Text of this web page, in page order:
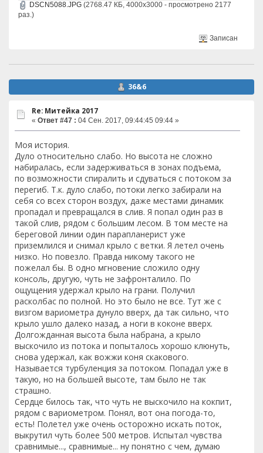
DSCN5088.JPG(2768.47 КБ, 4000x3000 - просмотрено 2177
раз.)
Записан
36&6
Re: Митейка 2017
« Ответ #47 : 04 Сен. 2017, 09:44:45 09:44 »
Моя история.
Дуло относительно слабо. Но высота не сложно
набиралась, если задерживаться в зонах подъема,
по возможности спиралить и сдуваться с потоком за
перегиб. Т.к. дуло слабо, потоки легко забирали на
себя со всех сторон воздух, даже местами динамик
пропадал и превращался в слив. Я попал один раз в
такой слив, рядом с большим лесом. В том месте на
береговой линии один парапланерист уже
приземлился и снимал крыло с ветки. Я летел очень
низко. Но повезло. Правда никому такого не
пожелал бы. В одно мгновение сложило одну
консоль, другую, чуть не зафронталило. По
ощущения удержал крыло на грани. Получил
расколбас по полной. Но это было не все. Тут же с
визгом вариометра дунуло вверх, да так сильно, что
крыло ушло далеко назад, а ноги в коконе вверх.
Долгожданная высота была набрана, а крыло
выскочило из потока и попыталось хорошо клюнуть,
снова удержал, как вожжи коня скакового.
Называется турбуленция за потоком. Попадал уже в
такую, но на большей высоте, там было не так
страшно.
Сердце билось так, что чуть не выскочило на кокпит,
рядом с вариометром. Понял, вот она погода-то,
есть! Полетел уже очень осторожно искать поток,
выкрутил чуть более 500 метров. Испытал чувства
сравнимые..., сравнимые... ну понятно с чем, думаю